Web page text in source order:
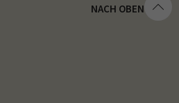
NACH OBEN